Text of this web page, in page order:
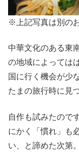
※上記写真は別の
中華文化のある東
の地域によっては
国に行く機会が少
たまの旅行時に見
自作も試みたので
にかく「慣れ」も
い、と諦めた次第。